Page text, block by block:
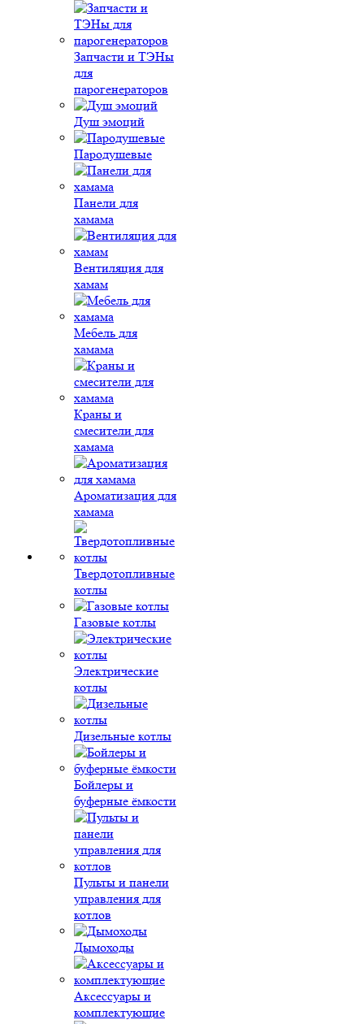
Запчасти и ТЭНы
для
парогенераторов
Душ эмоций
Пародушевые
Панели для
хамама
Вентиляция для
хамам
Мебель для
хамама
Краны и
смесители для
хамама
Ароматизация для
хамама
Твердотопливные
котлы
Газовые котлы
Электрические
котлы
Дизельные котлы
Бойлеры и
буферные ёмкости
Пульты и панели
управления для
котлов
Дымоходы
Аксессуары и
комплектующие